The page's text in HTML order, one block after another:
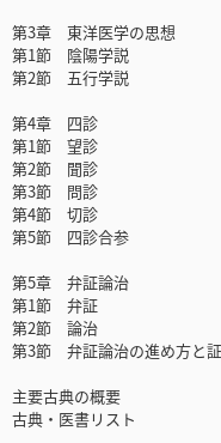
第3章 東洋医学の思想
第1節 陰陽学説
第2節 五行学説
第4章 四診
第1節 望診
第2節 聞診
第3節 問診
第4節 切診
第5節 四診合参
第5章 弁証論治
第1節 弁証
第2節 論治
第3節 弁証論治の進め方と
主要古典の概要
古典・医書リスト